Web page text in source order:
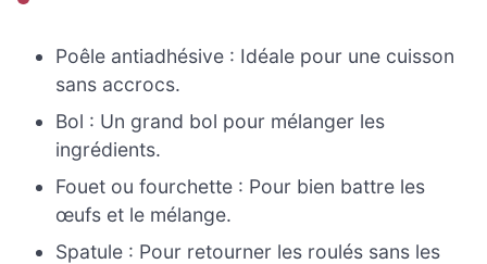
Poêle antiadhésive : Idéale pour une cuisson
sans accrocs.
Bol : Un grand bol pour mélanger les
ingrédients.
Fouet ou fourchette : Pour bien battre les
œufs et le mélange.
Spatule : Pour retourner les roulés sans les